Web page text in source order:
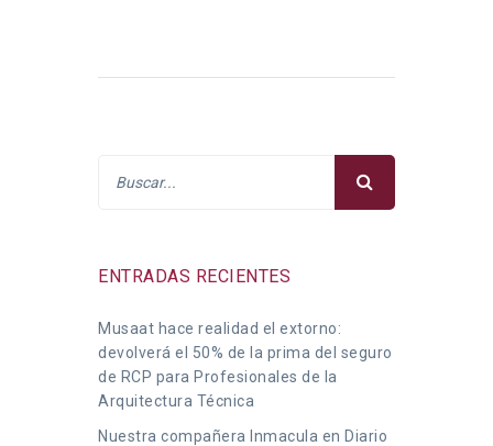
ENTRADAS RECIENTES
Musaat hace realidad el extorno:
devolverá el 50% de la prima del seguro
de RCP para Profesionales de la
Arquitectura Técnica
Nuestra compañera Inmacula en Diario